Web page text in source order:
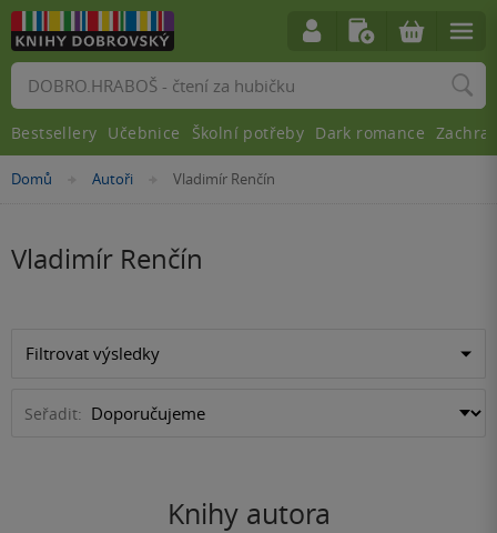
Nacházíte
Domů »Autoři »
Vladimír Renčín
Vladimír Renčín
Filtrovat výsledky
Seřadit:
Knihy autora
Vyhledávání
Bestsellery Učebnice Školní potřeby Dark romance